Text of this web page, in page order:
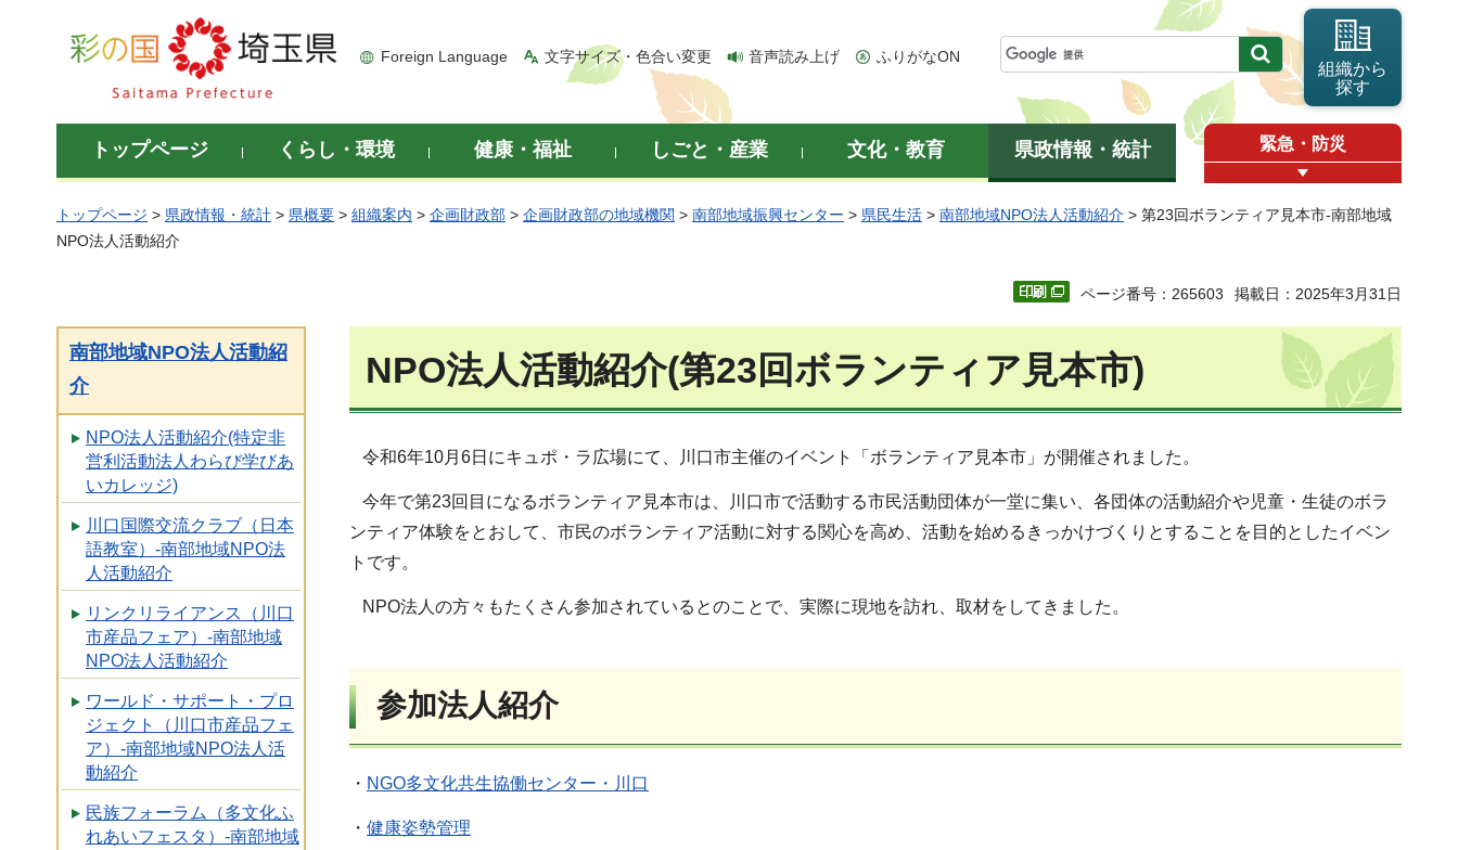
彩の国 埼玉県
Foreign Language 文字サイズ・色合い変更 音声読み上げ ふりがなON
組織から
探す
トップページ くらし・環境 健康・福祉 しごと・産業 文化・教育 県政情報・統計 緊急・防災
トップページ > 県政情報・統計 > 県概要 > 組織案内 > 企画財政部 > 企画財政部の地域機関 > 南部地域振興センター > 県民生活 > 南部地域NPO法人活動紹介 > 第23回ボランティア見本市-南部地域
NPO法人活動紹介
ページ番号：265603 掲載日：2025年3月31日
南部地域NPO法人活動紹
介
NPO法人活動紹介(特定非
営利活動法人わらび学びあ
いカレッジ)
川口国際交流クラブ（日本
語教室）-南部地域NPO法
人活動紹介
リンクリライアンス（川口
市産品フェア）-南部地域
NPO法人活動紹介
ワールド・サポート・プロ
ジェクト（川口市産品フェ
ア）-南部地域NPO法人活
動紹介
民族フォーラム（多文化ふ
れあいフェスタ）-南部地域
NPO法人活動紹介(第23回ボランティア見本市)
令和6年10月6日にキュポ・ラ広場にて、川口市主催のイベント「ボランティア見本市」が開催されました。
今年で第23回目になるボランティア見本市は、川口市で活動する市民活動団体が一堂に集い、各団体の活動紹介や児童・生徒のボラ
ンティア体験をとおして、市民のボランティア活動に対する関心を高め、活動を始めるきっかけづくりとすることを目的としたイベン
トです。
NPO法人の方々もたくさん参加されているとのことで、実際に現地を訪れ、取材をしてきました。
参加法人紹介
・ NGO多文化共生協働センター・川口
・ 健康姿勢管理